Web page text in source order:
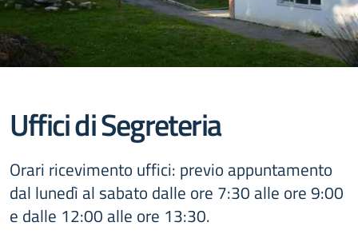
Uffici di Segreteria
Orari ricevimento uffici: previo appuntamento
dal lunedì al sabato dalle ore 7:30 alle ore 9:00
e dalle 12:00 alle ore 13:30.